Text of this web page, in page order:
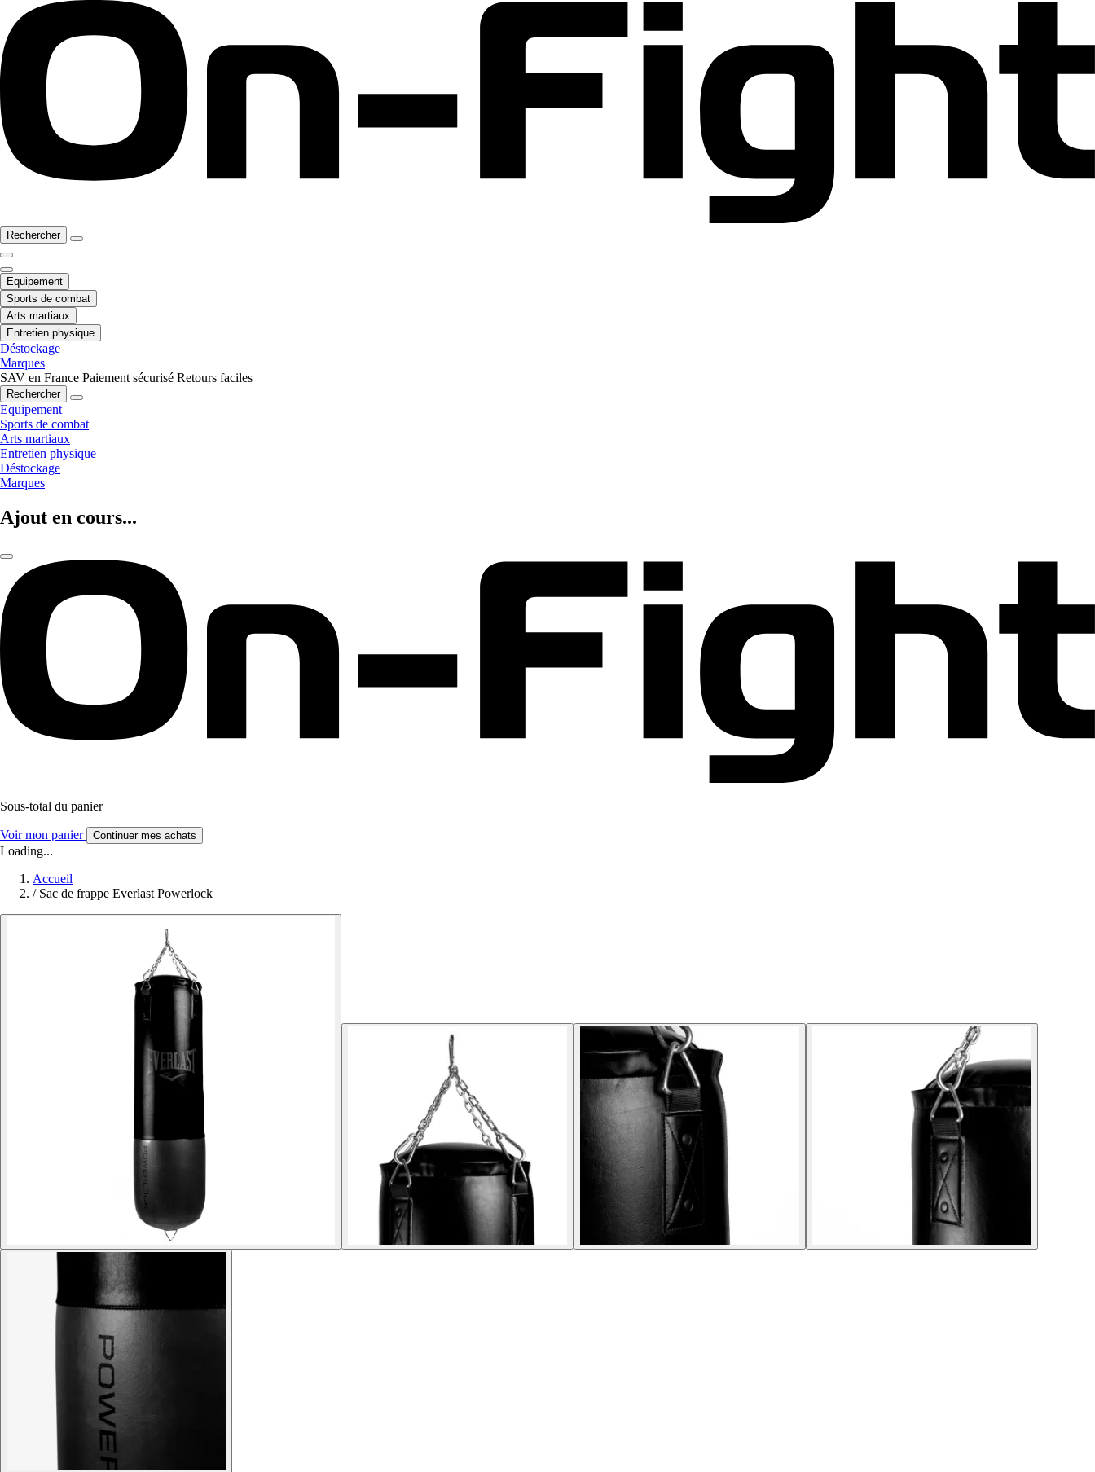
Rechercher
Equipement
Sports de combat
Arts martiaux
Entretien physique
Déstockage
Marques
SAV en France Paiement sécurisé Retours faciles
Rechercher
Equipement
Sports de combat
Arts martiaux
Entretien physique
Déstockage
Marques
Ajout en cours...
Sous-total du panier
Voir mon panier Continuer mes achats
Loading...
Accueil
/ Sac de frappe Everlast Powerlock